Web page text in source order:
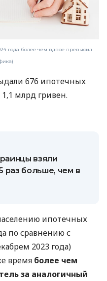
года более чем вдвое превысил
676 ипотечных
млрд гривен.
взяли
раз больше, чем в
ипотечных
по сравнению с
2023 года)
время более чем
за аналогичный